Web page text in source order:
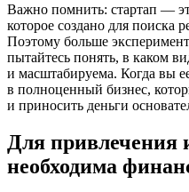
Важно помнить: стартап —
которое создано для поиска
Поэтому больше
пытайтесь понять, в каком
и масштабируема. Когда вы
в полноценный бизнес,
и приносить деньги
Для привлечения
необходима